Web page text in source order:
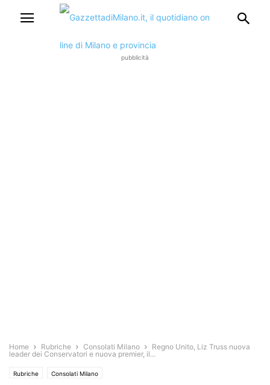
pubblicità
Home Rubriche Consolati Milano
Regno Unito, Liz Truss nuova
leader dei Conservatori e nuova premier, il...
Rubriche Consolati Milano